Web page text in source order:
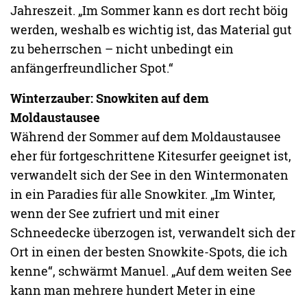
Jahreszeit. „Im Sommer kann es dort recht böig
werden, weshalb es wichtig ist, das Material gut
zu beherrschen – nicht unbedingt ein
anfängerfreundlicher Spot.“
Winterzauber: Snowkiten auf dem
Moldaustausee
Während der Sommer auf dem Moldaustausee
eher für fortgeschrittene Kitesurfer geeignet ist,
verwandelt sich der See in den Wintermonaten
in ein Paradies für alle Snowkiter. „Im Winter,
wenn der See zufriert und mit einer
Schneedecke überzogen ist, verwandelt sich der
Ort in einen der besten Snowkite-Spots, die ich
kenne“, schwärmt Manuel. „Auf dem weiten See
kann man mehrere hundert Meter in eine